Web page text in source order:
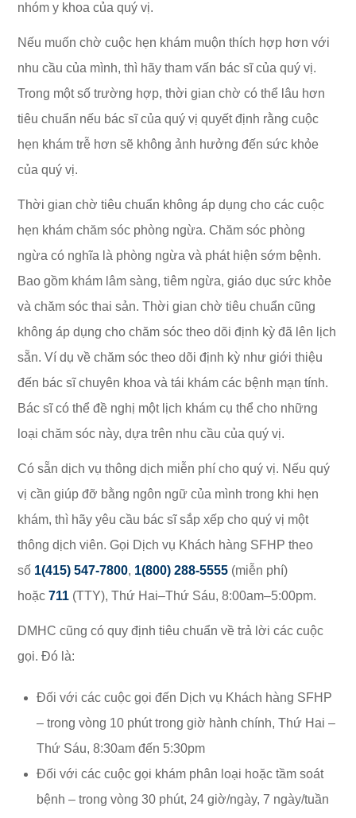
nhóm y khoa của quý vị.
Nếu muốn chờ cuộc hẹn khám muộn thích hợp hơn với
nhu cầu của mình, thì hãy tham vấn bác sĩ của quý vị.
Trong một số trường hợp, thời gian chờ có thể lâu hơn
tiêu chuẩn nếu bác sĩ của quý vị quyết định rằng cuộc
hẹn khám trễ hơn sẽ không ảnh hưởng đến sức khỏe
của quý vị.
Thời gian chờ tiêu chuẩn không áp dụng cho các cuộc
hẹn khám chăm sóc phòng ngừa. Chăm sóc phòng
ngừa có nghĩa là phòng ngừa và phát hiện sớm bệnh.
Bao gồm khám lâm sàng, tiêm ngừa, giáo dục sức khỏe
và chăm sóc thai sản. Thời gian chờ tiêu chuẩn cũng
không áp dụng cho chăm sóc theo dõi định kỳ đã lên lịch
sẵn. Ví dụ về chăm sóc theo dõi định kỳ như giới thiệu
đến bác sĩ chuyên khoa và tái khám các bệnh mạn tính.
Bác sĩ có thể đề nghị một lịch khám cụ thể cho những
loại chăm sóc này, dựa trên nhu cầu của quý vị.
Có sẵn dịch vụ thông dịch miễn phí cho quý vị. Nếu quý
vị cần giúp đỡ bằng ngôn ngữ của mình trong khi hẹn
khám, thì hãy yêu cầu bác sĩ sắp xếp cho quý vị một
thông dịch viên. Gọi Dịch vụ Khách hàng SFHP theo
số 1(415) 547-7800, 1(800) 288-5555 (miễn phí)
hoặc711 (TTY), Thứ Hai–Thứ Sáu, 8:00am–5:00pm.
DMHC cũng có quy định tiêu chuẩn về trả lời các cuộc
gọi. Đó là:
Đối với các cuộc gọi đến Dịch vụ Khách hàng SFHP
– trong vòng 10 phút trong giờ hành chính, Thứ Hai –
Thứ Sáu, 8:30am đến 5:30pm
Đối với các cuộc gọi khám phân loại hoặc tầm soát
bệnh – trong vòng 30 phút, 24 giờ/ngày, 7 ngày/tuần